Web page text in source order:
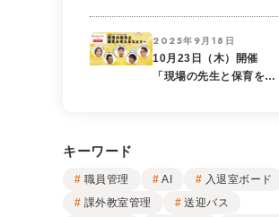
2025年9月18日
10月23日（木）開催
「現場の先生と保育を考
キーワード
職員管理 AI
入退室ボード
課外教室管理
送迎バス